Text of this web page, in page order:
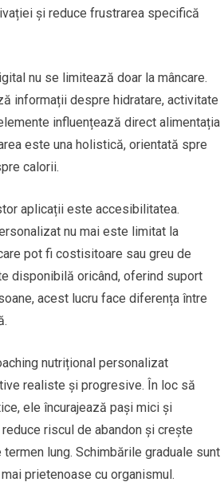
și reduce frustrarea specifică
nu se limitează doar la mâncare.
informații despre hidratare, activitate
influențează direct alimentația
este una holistică, orientată spre
calorii.
aplicații este accesibilitatea.
nu mai este limitat la
pot fi costisitoare sau greu de
disponibilă oricând, oferind suport
acest lucru face diferența între
nutrițional personalizat
realiste și progresive. În loc să
ele încurajează pași mici și
riscul de abandon și crește
lung. Schimbările graduale sunt
prietenoase cu organismul.